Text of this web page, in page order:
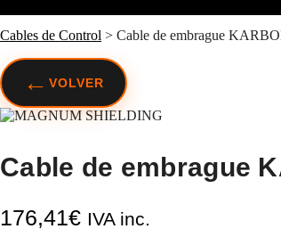
Cables de Control > Cable de embrague
← VOLVER
Cable de embrague
176,41€ IVA inc.